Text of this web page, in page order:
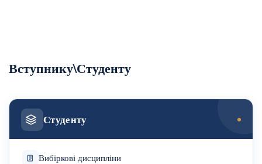
Вступнику\Студенту
Студенту
Вибіркові дисципліни